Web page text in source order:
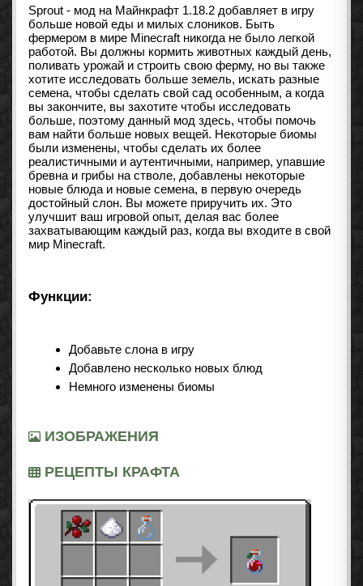
Sprout - мод на Майнкрафт 1.18.2 добавляет в игру
больше новой еды и милых слоников. Быть
фермером в мире Minecraft никогда не было легкой
работой. Вы должны кормить животных каждый день,
поливать урожай и строить свою ферму, но вы также
хотите исследовать больше земель, искать разные
семена, чтобы сделать свой сад особенным, а когда
вы закончите, вы захотите чтобы исследовать
больше, поэтому данный мод здесь, чтобы помочь
вам найти больше новых вещей. Некоторые биомы
были изменены, чтобы сделать их более
реалистичными и аутентичными, например, упавшие
бревна и грибы на стволе, добавлены некоторые
новые блюда и новые семена, в первую очередь
достойный слон. Вы можете приручить их. Это
улучшит ваш игровой опыт, делая вас более
захватывающим каждый раз, когда вы входите в свой
мир Minecraft.
Функции:
Добавьте слона в игру
Добавлено несколько новых блюд
Немного изменены биомы
ИЗОБРАЖЕНИЯ
РЕЦЕПТЫ КРАФТА